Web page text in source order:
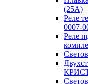
(25А)
Реле
0007-
Реле